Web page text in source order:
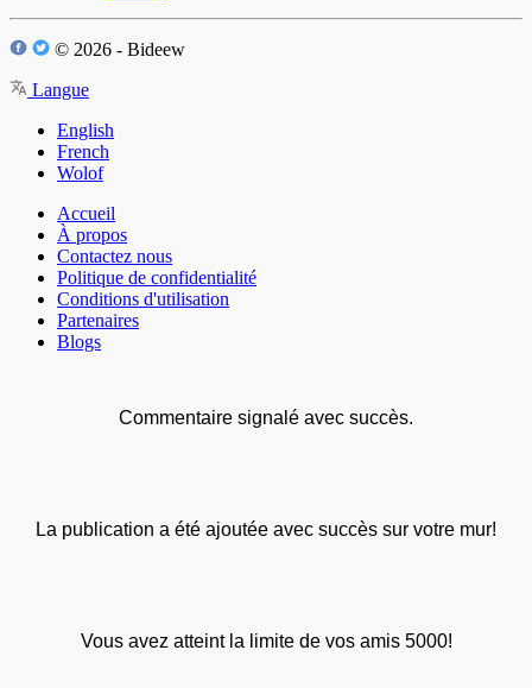
© 2026 - Bideew
Langue
English
French
Wolof
Accueil
À propos
Contactez nous
Politique de confidentialité
Conditions d'utilisation
Partenaires
Blogs
Commentaire signalé avec succès.
La publication a été ajoutée avec succès sur votre mur!
Vous avez atteint la limite de vos amis 5000!